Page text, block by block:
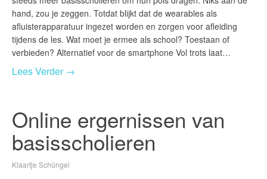
hand, zou je zeggen. Totdat blijkt dat de wearables als
afluisterapparatuur ingezet worden en zorgen voor afleiding
tijdens de les. Wat moet je ermee als school? Toestaan of
verbieden? Alternatief voor de smartphone Vol trots laat…
Lees Verder →
Online ergernissen van
basisscholieren
Klaartje Schüngel